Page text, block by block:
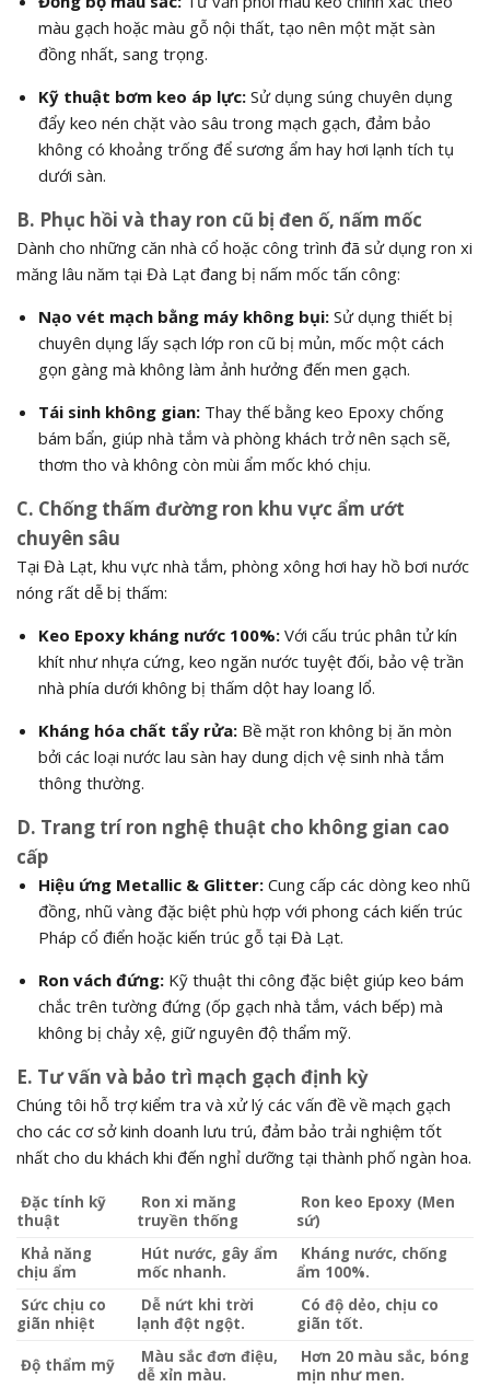
màu gạch hoặc màu gỗ nội thất, tạo nên một mặt sàn
đồng nhất, sang trọng.
Kỹ thuật bơm keo áp lực:Sử dụng súng chuyên dụng
đẩy keo nén chặt vào sâu trong mạch gạch, đảm bảo
không có khoảng trống để sương ẩm hay hơi lạnh tích tụ
dưới sàn.
B. Phục hồi và thay ron cũ bị đen ố, nấm mốc
Dành cho những căn nhà cổ hoặc công trình đã sử dụng ron xi
măng lâu năm tại Đà Lạt đang bị nấm mốc tấn công:
Nạo vét mạch bằng máy không bụi:Sử dụng thiết bị
chuyên dụng lấy sạch lớp ron cũ bị mủn, mốc một cách
gọn gàng mà không làm ảnh hưởng đến men gạch.
Tái sinh không gian:Thay thế bằng keo Epoxy chống
bám bẩn, giúp nhà tắm và phòng khách trở nên sạch sẽ,
thơm tho và không còn mùi ẩm mốc khó chịu.
C. Chống thấm đường ron khu vực ẩm ướt
chuyên sâu
Tại Đà Lạt, khu vực nhà tắm, phòng xông hơi hay hồ bơi nước
nóng rất dễ bị thấm:
Keo Epoxy kháng nước 100%:Với cấu trúc phân tử kín
khít như nhựa cứng, keo ngăn nước tuyệt đối, bảo vệ trần
nhà phía dưới không bị thấm dột hay loang lổ.
Kháng hóa chất tẩy rửa:Bề mặt ron không bị ăn mòn
bởi các loại nước lau sàn hay dung dịch vệ sinh nhà tắm
thông thường.
D. Trang trí ron nghệ thuật cho không gian cao
cấp
Hiệu ứng Metallic & Glitter:Cung cấp các dòng keo nhũ
đồng, nhũ vàng đặc biệt phù hợp với phong cách kiến trúc
Pháp cổ điển hoặc kiến trúc gỗ tại Đà Lạt.
Ron vách đứng:Kỹ thuật thi công đặc biệt giúp keo bám
chắc trên tường đứng (ốp gạch nhà tắm, vách bếp) mà
không bị chảy xệ, giữ nguyên độ thẩm mỹ.
E. Tư vấn và bảo trì mạch gạch định kỳ
Chúng tôi hỗ trợ kiểm tra và xử lý các vấn đề về mạch gạch
cho các cơ sở kinh doanh lưu trú, đảm bảo trải nghiệm tốt
nhất cho du khách khi đến nghỉ dưỡng tại thành phố ngàn hoa.
Đặc tính kỹ
thuật
Ron xi măng
truyền thống
Ron keo Epoxy (Men
sứ)
Khả năng
chịu ẩm
Hút nước, gây ẩm
mốc nhanh.
Kháng nước, chống
ẩm 100%.
Sức chịu co
giãn nhiệt
Dễ nứt khi trời
lạnh đột ngột.
Có độ dẻo, chịu co
giãn tốt.
Độ thẩm mỹ
Màu sắc đơn điệu,
dễ xỉn màu.
Hơn 20 màu sắc, bóng
mịn như men.